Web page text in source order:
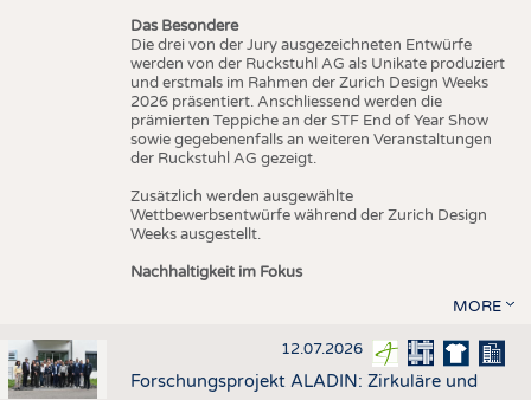
Das Besondere
Die drei von der Jury ausgezeichneten Entwürfe
werden von der Ruckstuhl AG als Unikate produziert
und erstmals im Rahmen der Zurich Design Weeks
2026 präsentiert. Anschliessend werden die
prämierten Teppiche an der STF End of Year Show
sowie gegebenenfalls an weiteren Veranstaltungen
der Ruckstuhl AG gezeigt.
Zusätzlich werden ausgewählte
Wettbewerbsentwürfe während der Zurich Design
Weeks ausgestellt.
Nachhaltigkeit im Fokus
MORE
12.07.2026
Forschungsprojekt ALADIN: Zirkuläre und